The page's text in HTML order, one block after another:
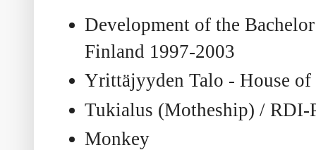
Development of the
Finland 1997-2003
Yrittäjyyden Talo - House of
Tukialus (Motheship) / RDI-
Monkey